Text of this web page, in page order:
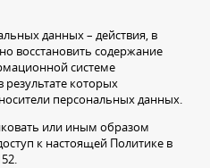
данных – действия, в
восстановить содержание
системе
которых
персональных данных.
или иным образом
к настоящей Политике в